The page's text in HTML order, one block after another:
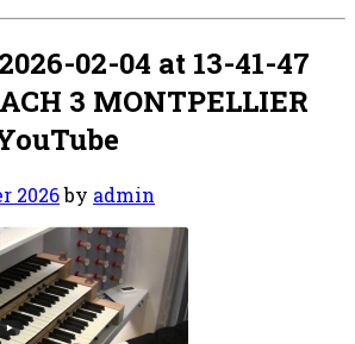
02-04 at 13-41-47
3 MONTPELLIER
2026by admin